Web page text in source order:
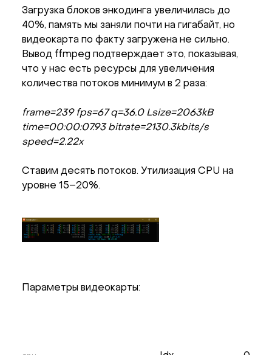
Загрузка блоков энкодинга увеличилась до
40%, память мы заняли почти на гигабайт, но
видеокарта по факту загружена не сильно.
Вывод ffmpeg подтверждает это, показывая,
что у нас есть ресурсы для увеличения
количества потоков минимум в 2 раза:
frame=239 fps=67 q=36.0 Lsize=2063kB
time=00:00:07.93 bitrate=2130.3kbits/s
speed=2.22x
Ставим десять потоков. Утилизация CPU на
уровне 15–20%.
Параметры видеокарты: